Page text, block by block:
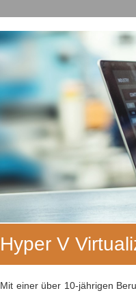
Hyper V
Mit einer über 10-jährigen